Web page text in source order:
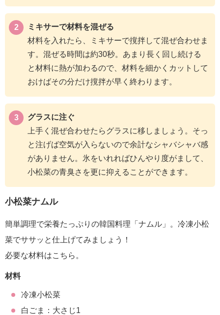
ミキサーで材料を混ぜる
材料を入れたら、ミキサーで撹拌して混ぜ合わせま
す。混ぜる時間は約30秒。あまり長く回し続ける
と材料に熱が加わるので、材料を細かくカットして
おけばその分だけ撹拌が早く終わります。
グラスに注ぐ
上手く混ぜ合わせたらグラスに移しましょう。そっ
と注げば空気が入らないので余計なシャバシャバ感
がありません。氷をいれればひんやり度がまして、
小松菜の青臭さを更に抑えることができます。
小松菜ナムル
簡単調理で栄養たっぷりの韓国料理「ナムル」。冷凍小松
菜でササッと仕上げてみましょう！
必要な材料はこちら。
材料
冷凍小松菜
白ごま：大さじ1